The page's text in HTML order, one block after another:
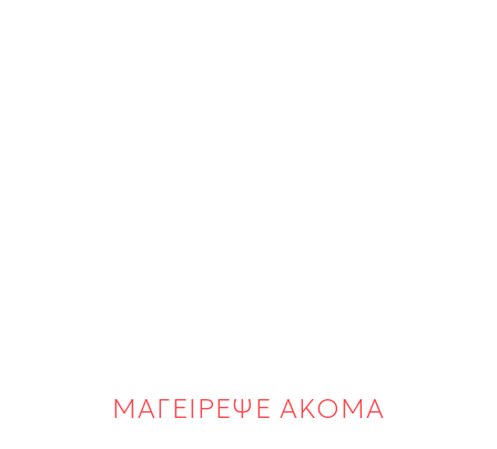
ΜΑΓΕΙΡΕΨΕ ΑΚΟΜΑ